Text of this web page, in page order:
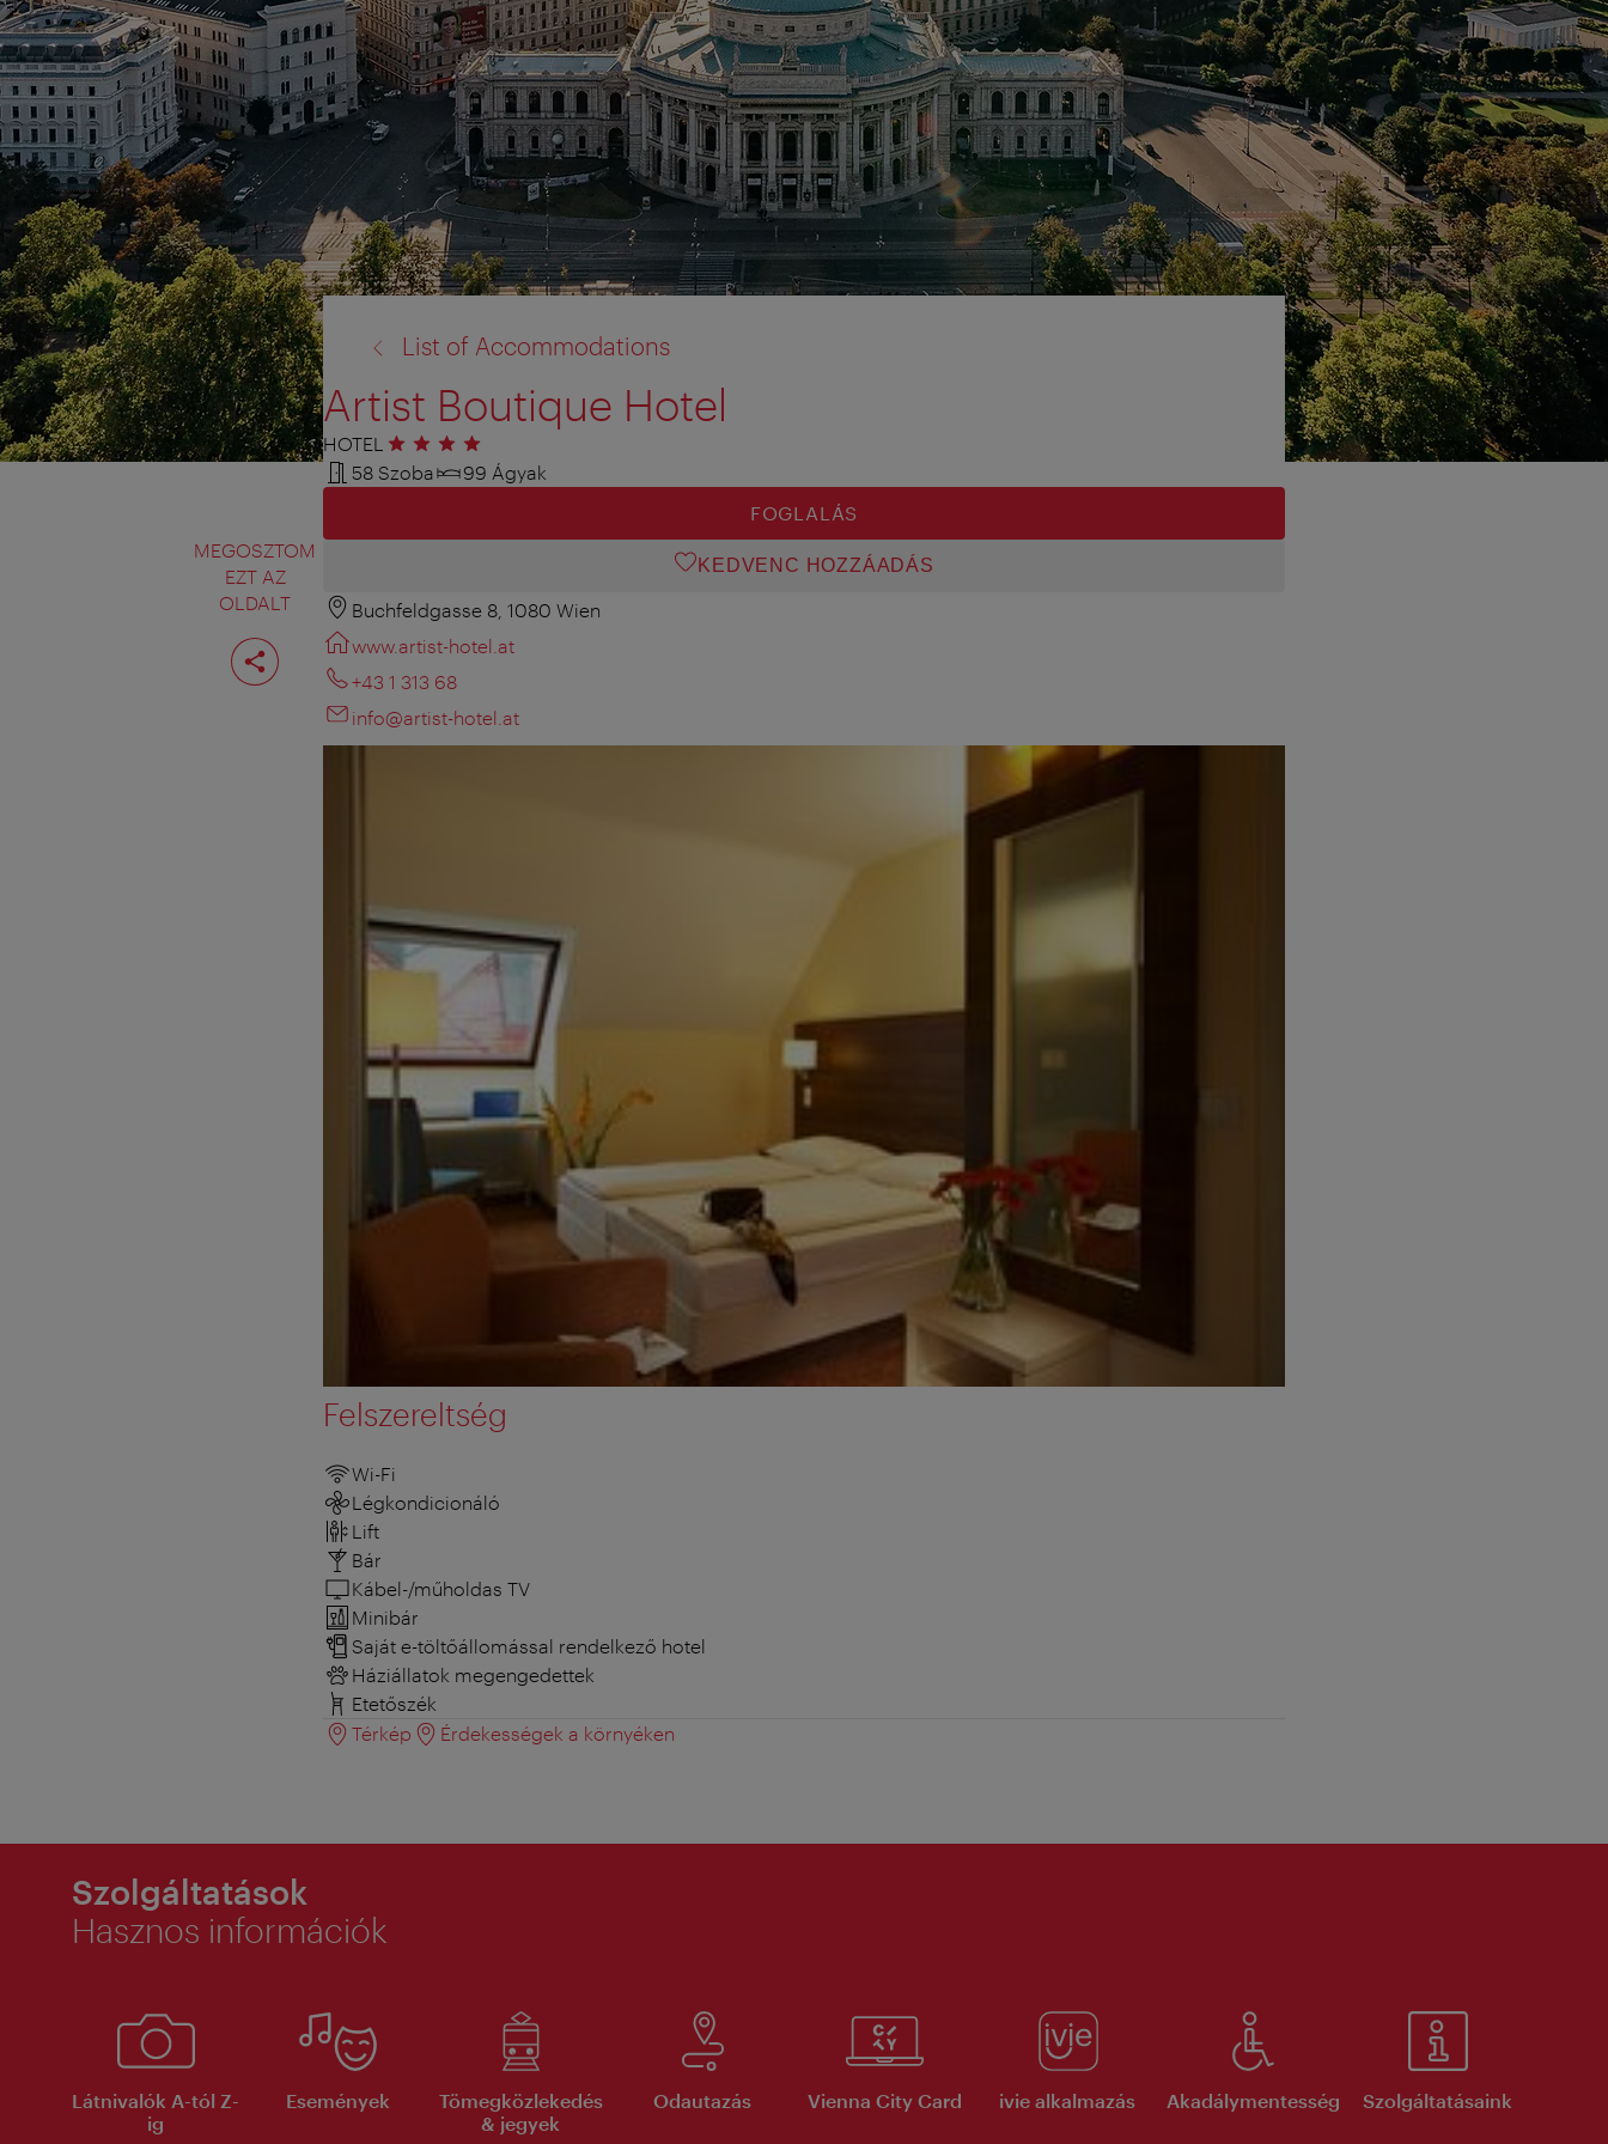
MEGOSZTOM
EZT AZ
OLDALT
Oldal
megosztása
List of Accommodations
Artist Boutique Hotel
HOTEL 4 csillag
58 Szoba
99 Ágyak
FOGLALÁS
KEDVENC HOZZÁADÁS
Buchfeldgasse 8, 1080 Wien
www.artist-hotel.at
+43 1 313 68
info@artist-hotel.at
Felszereltség
Wi-Fi
Légkondicionáló
Lift
Bár
Kábel-/műholdas TV
Minibár
Saját e-töltőállomással rendelkező hotel
Háziállatok megengedettek
Etetőszék
Térkép
Érdekességek a környéken
Szolgáltatások
Hasznos információk
Látnivalók A-tól Z-
ig
Események
Tömegközlekedés
& jegyek
Odautazás Vienna City Card ivie alkalmazás Akadálymentesség Szolgáltatásaink